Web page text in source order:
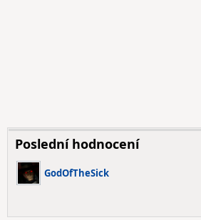
Poslední hodnocení
GodOfTheSick